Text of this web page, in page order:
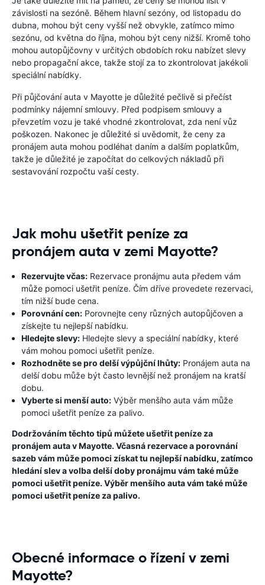
závislosti na sezóně. Během hlavní sezóny, od listopadu do
dubna, mohou být ceny vyšší než obvykle, zatímco mimo
sezónu, od května do října, mohou být ceny nižší. Kromě toho
mohou autopůjčovny v určitých obdobích roku nabízet slevy
nebo propagační akce, takže stojí za to zkontrolovat jakékoli
speciální nabídky.
Při půjčování auta v Mayotte je důležité pečlivě si přečíst
podmínky nájemní smlouvy. Před podpisem smlouvy a
převzetím vozu je také vhodné zkontrolovat, zda není vůz
poškozen. Nakonec je důležité si uvědomit, že ceny za
pronájem auta mohou podléhat daním a dalším poplatkům,
takže je důležité je započítat do celkových nákladů při
sestavování rozpočtu vaší cesty.
Jak mohu ušetřit peníze za
pronájem auta v zemi Mayotte?
Rezervujte včas: Rezervace pronájmu auta předem vám
může pomoci ušetřit peníze. Čím dříve provedete rezervaci,
tím nižší bude cena.
Porovnání cen: Porovnejte ceny různých autopůjčoven a
získejte tu nejlepší nabídku.
Hledejte slevy: Hledejte slevy a speciální nabídky, které
vám mohou pomoci ušetřit peníze.
Rozhodněte se pro delší výpůjční lhůty: Pronájem auta na
delší dobu může být často levnější než pronájem na kratší
dobu.
Vyberte si menší auto: Výběr menšího auta vám může
pomoci ušetřit peníze za palivo.
Dodržováním těchto tipů můžete ušetřit peníze za
pronájem auta v Mayotte. Včasná rezervace a porovnání
sazeb vám může pomoci získat tu nejlepší nabídku, zatímco
hledání slev a volba delší doby pronájmu vám také může
pomoci ušetřit peníze. Výběr menšího auta vám také může
pomoci ušetřit peníze za palivo.
Obecné informace o řízení v zemi
Mayotte?